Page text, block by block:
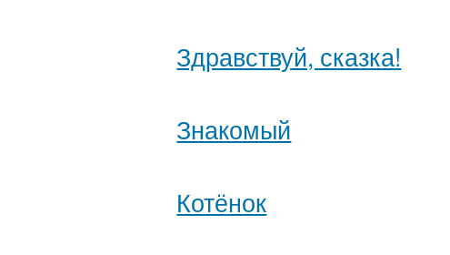
Здравствуй, сказка!
Знакомый
Котёнок